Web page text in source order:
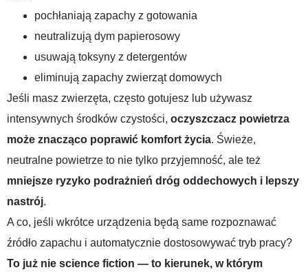
pochłaniają zapachy z gotowania
neutralizują dym papierosowy
usuwają toksyny z detergentów
eliminują zapachy zwierząt domowych
Jeśli masz zwierzęta, często gotujesz lub używasz
intensywnych środków czystości, oczyszczacz powietrza
może znacząco poprawić komfort życia. Świeże,
neutralne powietrze to nie tylko przyjemność, ale też
mniejsze ryzyko podrażnień dróg oddechowych i lepszy
nastrój.
A co, jeśli wkrótce urządzenia będą same rozpoznawać
źródło zapachu i automatycznie dostosowywać tryb pracy?
To już nie science fiction — to kierunek, w którym